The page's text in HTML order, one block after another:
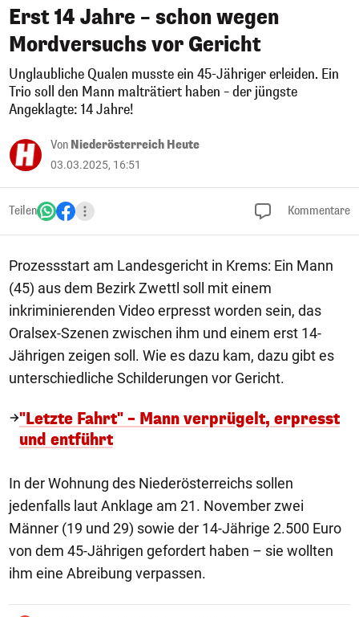
Erst 14 Jahre – schon wegen
Mordversuchs vor Gericht
Unglaubliche Qualen musste ein 45-Jähriger erleiden. Ein
Trio soll den Mann malträtiert haben – der jüngste
Angeklagte: 14 Jahre!
Von Niederösterreich Heute
03.03.2025, 16:51
Teilen Kommentare
Prozessstart am Landesgericht in Krems: Ein Mann
(45) aus dem Bezirk Zwettl soll mit einem
inkriminierenden Video erpresst worden sein, das
Oralsex-Szenen zwischen ihm und einem erst 14-
Jährigen zeigen soll. Wie es dazu kam, dazu gibt es
unterschiedliche Schilderungen vor Gericht.
"Letzte Fahrt" – Mann verprügelt, erpresst
und entführt
In der Wohnung des Niederösterreichs sollen
jedenfalls laut Anklage am 21. November zwei
Männer (19 und 29) sowie der 14-Jährige 2.500 Euro
von dem 45-Jährigen gefordert haben – sie wollten
ihm eine Abreibung verpassen.